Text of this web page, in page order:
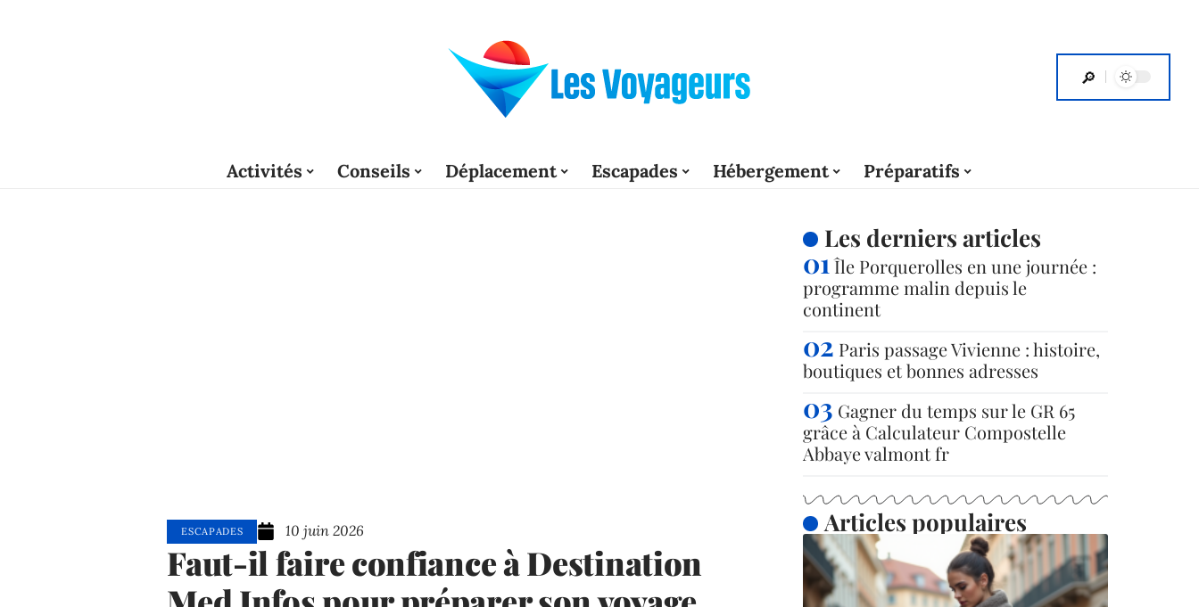
Activités Conseils Déplacement Escapades Hébergement Préparatifs
ESCAPADES 10 juin 2026
Faut-il faire confiance à Destination
Les derniers articles
Île Porquerolles en une journée :
programme malin depuis le
continent
Paris passage Vivienne : histoire,
boutiques et bonnes adresses
Gagner du temps sur le GR 65
grâce à Calculateur Compostelle
Abbaye valmont fr
Articles populaires